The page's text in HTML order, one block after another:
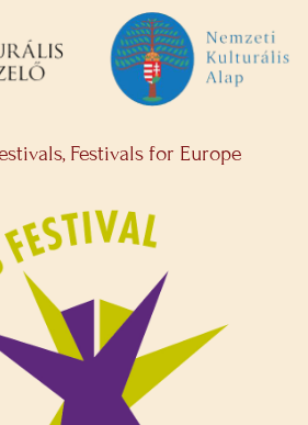
Festivals for Europe